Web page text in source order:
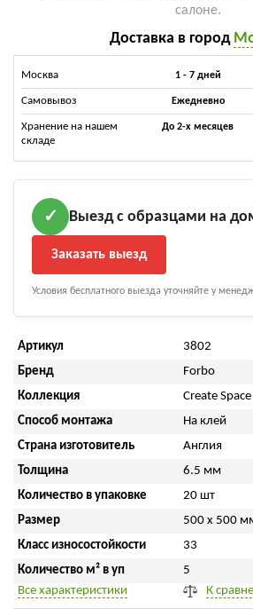
салоне.
Доставка в город
Москва 1 - 7 дней
Самовывоз Ежедневно
Хранение на нашем
складе
До 2-х месяцев
✓ Выезд с образцами на
Заказать выезд
Условия бесплатного выезда уточняйте у
Артикул
3802
Бренд
Forbo
Коллекция
Create Space
Способ монтажа
На клей
Страна изготовитель
Англия
Толщина
6.5 мм
Количество в упаковке
20 шт
Размер
500 x 500
Класс износостойкости
33
Количество м² в уп
5
Все характеристики
К